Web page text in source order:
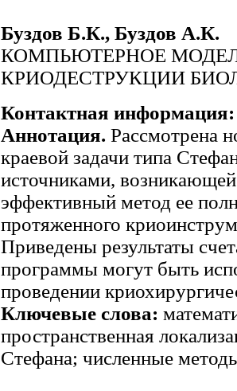
Буздов Б.К., Буздов А.К.
КОМПЬЮТЕРНОЕ
КРИОДЕСТРУКЦИИ
Контактная информация:
Аннотация. Рассмотрена
краевой задачи типа
источниками,
эффективный метод ее
протяженного
Приведены результаты
программы могут быть
проведении
Ключевые слова:
пространственная
Стефана; численные